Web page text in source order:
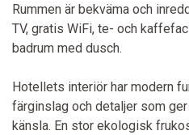
Rummen är bekväma och
TV, gratis WiFi, te- och
badrum med dusch.
Hotellets interiör har modern
färginslag och detaljer som
känsla. En stor ekologisk